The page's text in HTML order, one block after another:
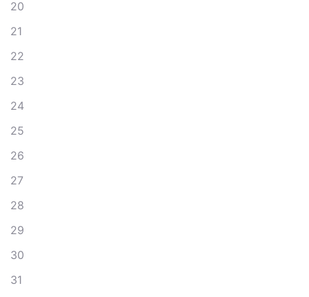
20
21
22
23
24
25
26
27
28
29
30
31